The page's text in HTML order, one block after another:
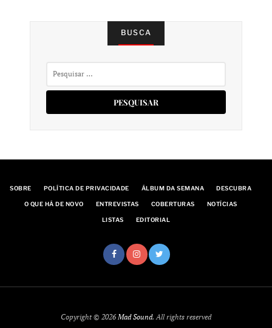
BUSCA
SOBRE POLÍTICA DE PRIVACIDADE ÁLBUM DA SEMANA DESCUBRA
O QUE HÁ DE NOVO ENTREVISTAS COBERTURAS NOTÍCIAS
LISTAS EDITORIAL
Copyright © 2026Mad Sound. All rights reserved